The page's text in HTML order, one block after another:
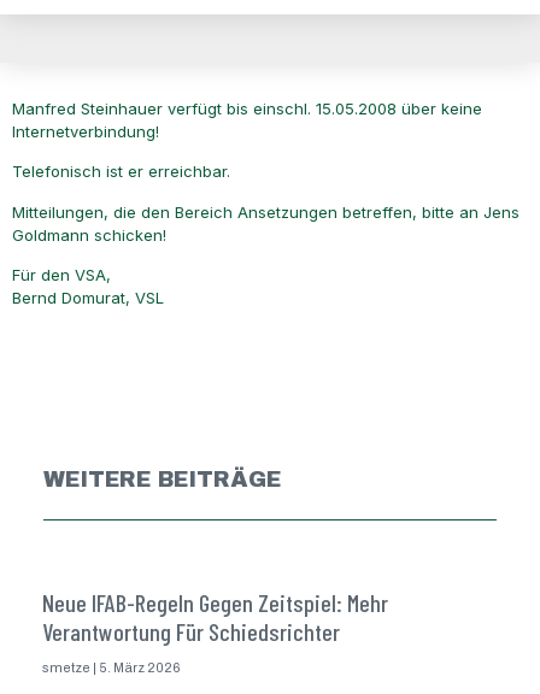
Manfred Steinhauer verfügt bis einschl. 15.05.2008 über keine
Internetverbindung!
Telefonisch ist er erreichbar.
Mitteilungen, die den Bereich Ansetzungen betreffen, bitte an Jens
Goldmann schicken!
Für den VSA,
Bernd Domurat, VSL
WEITERE BEITRÄGE
Neue IFAB-Regeln Gegen Zeitspiel: Mehr
Verantwortung Für Schiedsrichter
smetze 5. März 2026